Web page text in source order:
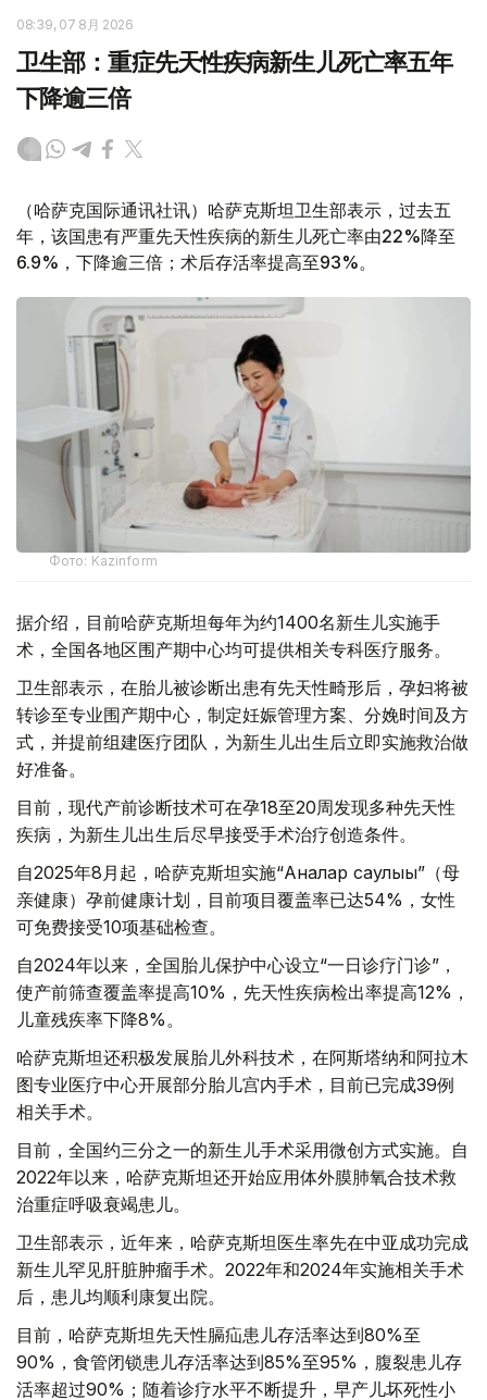
08:39, 07 8月 2026
卫生部：重症先天性疾病新生儿死亡率五年
下降逾三倍
（哈萨克国际通讯社讯）哈萨克斯坦卫生部表示，过去五
年，该国患有严重先天性疾病的新生儿死亡率由22%降至
6.9%，下降逾三倍；术后存活率提高至93%。
Фото: Kazinform
据介绍，目前哈萨克斯坦每年为约1400名新生儿实施手
术，全国各地区围产期中心均可提供相关专科医疗服务。
卫生部表示，在胎儿被诊断出患有先天性畸形后，孕妇将被
转诊至专业围产期中心，制定妊娠管理方案、分娩时间及方
式，并提前组建医疗团队，为新生儿出生后立即实施救治做
好准备。
目前，现代产前诊断技术可在孕18至20周发现多种先天性
疾病，为新生儿出生后尽早接受手术治疗创造条件。
自2025年8月起，哈萨克斯坦实施“Аналар саулығы”（母
亲健康）孕前健康计划，目前项目覆盖率已达54%，女性
可免费接受10项基础检查。
自2024年以来，全国胎儿保护中心设立“一日诊疗门诊”，
使产前筛查覆盖率提高10%，先天性疾病检出率提高12%，
儿童残疾率下降8%。
哈萨克斯坦还积极发展胎儿外科技术，在阿斯塔纳和阿拉木
图专业医疗中心开展部分胎儿宫内手术，目前已完成39例
相关手术。
目前，全国约三分之一的新生儿手术采用微创方式实施。自
2022年以来，哈萨克斯坦还开始应用体外膜肺氧合技术救
治重症呼吸衰竭患儿。
卫生部表示，近年来，哈萨克斯坦医生率先在中亚成功完成
新生儿罕见肝脏肿瘤手术。2022年和2024年实施相关手术
后，患儿均顺利康复出院。
目前，哈萨克斯坦先天性膈疝患儿存活率达到80%至
90%，食管闭锁患儿存活率达到85%至95%，腹裂患儿存
活率超过90%；随着诊疗水平不断提升，早产儿坏死性小